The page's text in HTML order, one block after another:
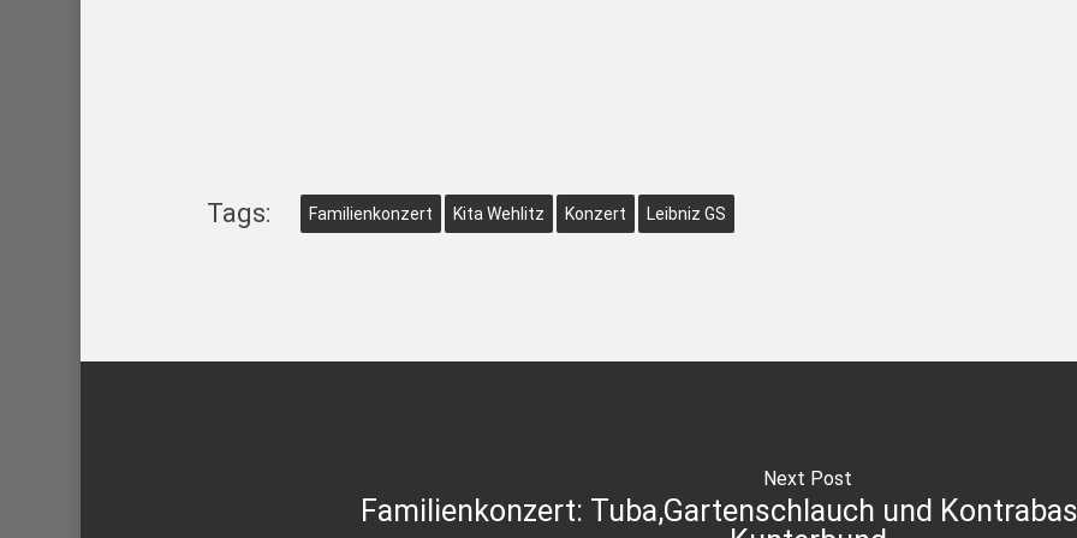
Tags: Familienkonzert Kita Wehlitz Konzert Leibniz GS
Next Post
Familienkonzert: Tuba,Gartenschlauch und